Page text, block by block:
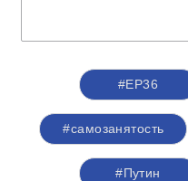
#ЕР36
#самозанятость
#Путин